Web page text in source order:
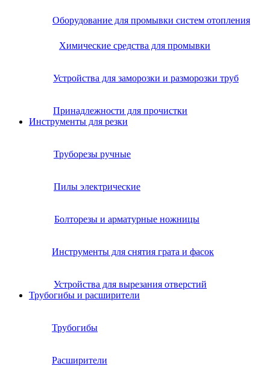
Оборудование для промывки систем отопления
Химические средства для промывки
Устройства для заморозки и разморозки труб
Принадлежности для прочистки
Инструменты для резки
Труборезы ручные
Пилы электрические
Болторезы и арматурные ножницы
Инструменты для снятия грата и фасок
Устройства для вырезания отверстий
Трубогибы и расширители
Трубогибы
Расширители